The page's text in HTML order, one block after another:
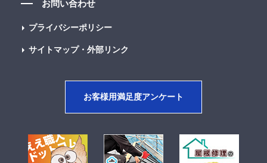
お問い合わせ
プライバシーポリシー
サイトマップ・外部リンク
お客様用満足度アンケート